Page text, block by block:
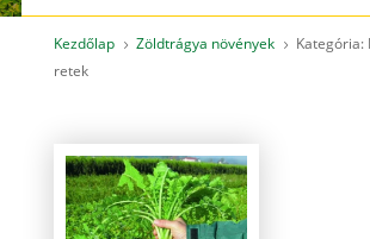
Kezdőlap 5 Zöldtrágya növények 5
Kategória:
retek